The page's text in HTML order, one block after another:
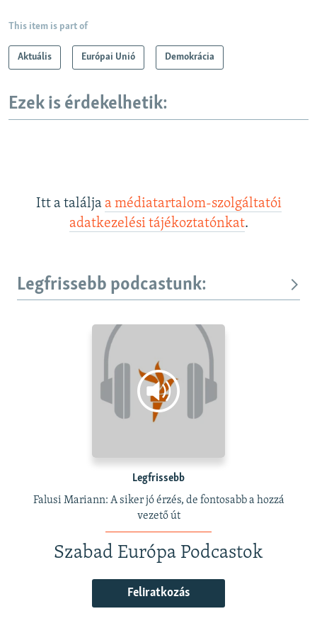
This item is part of
Aktuális Európai Unió Demokrácia
Ezek is érdekelhetik:
Itt a találja a médiatartalom-szolgáltatói
adatkezelési tájékoztatónkat.
Legfrissebb podcastunk:
Legfrissebb
Falusi Mariann: A siker jó érzés, de fontosabb a hozzá
vezető út
Szabad Európa Podcastok
Feliratkozás